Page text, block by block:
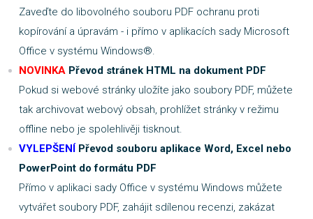
Zaveďte do libovolného souboru PDF ochranu proti
kopírování a úpravám - i přímo v aplikacích sady Microsoft
Office v systému Windows®.
NOVINKA Převod stránek HTML na dokument PDF
Pokud si webové stránky uložíte jako soubory PDF, můžete
tak archivovat webový obsah, prohlížet stránky v režimu
offline nebo je spolehlivěji tisknout.
VYLEPŠENÍ Převod souboru aplikace Word, Excel nebo
PowerPoint do formátu PDF
Přímo v aplikaci sady Office v systému Windows můžete
vytvářet soubory PDF, zahájit sdílenou recenzi, zakázat